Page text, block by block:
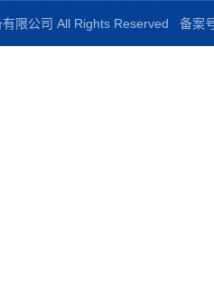
限公司 All Rights Reserved 备案